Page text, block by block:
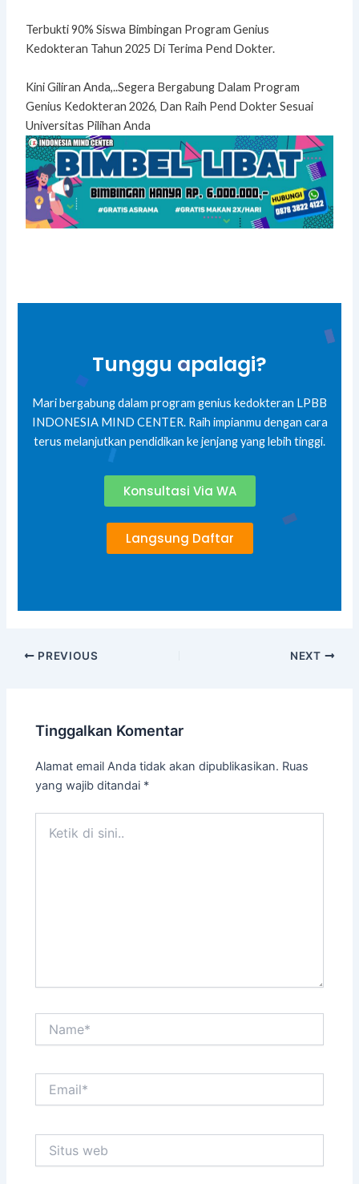
Terbukti 90% Siswa Bimbingan Program Genius
Kedokteran Tahun 2025 Di Terima Pend Dokter.
Kini Giliran Anda,..Segera Bergabung Dalam Program
Genius Kedokteran 2026, Dan Raih Pend Dokter Sesuai
Universitas Pilihan Anda
Tunggu apalagi?
Mari bergabung dalam program genius kedokteran LPBB
INDONESIA MIND CENTER. Raih impianmu dengan cara
terus melanjutkan pendidikan ke jenjang yang lebih tinggi.
Konsultasi Via WA
Langsung Daftar
PREVIOUS NEXT
Tinggalkan Komentar
Alamat email Anda tidak akan dipublikasikan. Ruas
yang wajib ditandai *
web